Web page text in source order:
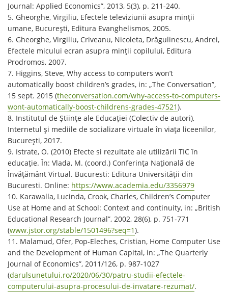
Journal: Applied Economics”, 2013, 5(3), p. 211-240.
5. Gheorghe, Virgiliu, Efectele televiziunii asupra minții
umane, București, Editura Evanghelismos, 2005.
6. Gheorghe, Virgiliu, Criveanu, Nicoleta, Drăgulinescu, Andrei,
Efectele micului ecran asupra minții copilului, Editura
Prodromos, 2007.
7. Higgins, Steve, Why access to computers won’t
automatically boost children’s grades, in: „The Conversation”,
15 sept. 2015 (theconversation.com/why-access-to-computers-
wont-automatically-boost-childrens-grades-47521).
8. Institutul de Științe ale Educației (Colectiv de autori),
Internetul și mediile de socializare virtuale în viața liceenilor,
București, 2017.
9. Istrate, O. (2010) Efecte si rezultate ale utilizării TIC în
educaţie. În: Vlada, M. (coord.) Conferinţa Naţională de
Învăţământ Virtual. Bucuresti: Editura Universităţii din
Bucuresti. Online: https://www.academia.edu/3356979
10. Karawalla, Lucinda, Crook, Charles, Children’s Computer
Use at Home and at School: Context and continuity, in: „British
Educational Research Journal”, 2002, 28(6), p. 751-771
(www.jstor.org/stable/1501496?seq=1).
11. Malamud, Ofer, Pop-Eleches, Cristian, Home Computer Use
and the Development of Human Capital, in: „The Quarterly
Journal of Economics”, 2011/126, p. 987-1027
(darulsunetului.ro/2020/06/30/patru-studii-efectele-
computerului-asupra-procesului-de-invatare-rezumat/.